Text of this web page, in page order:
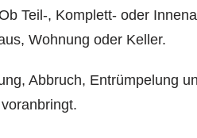
Teil-, Komplett- oder
Wohnung oder Keller.
Abbruch, Entrümpelung